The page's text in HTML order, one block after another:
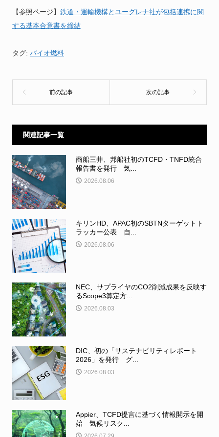
【参照ページ】 鉄道・運輸機構とユーグレナ社が包括連携に関
する基本合意書を締結
タグ: バイオ燃料
関連記事一覧
商船三井、邦船社初のTCFD・TNFD統合
報告書を発行 気...
2026.08.06
キリンHD、APAC初のSBTNターゲットト
ラッカー公表 自...
2026.08.06
NEC、サプライヤのCO2削減成果を反映す
るScope3算定方...
2026.08.03
DIC、初の「サステナビリティレポート
2026」を発行 グ...
2026.08.03
Appier、TCFD提言に基づく情報開示を開
始 気候リスク...